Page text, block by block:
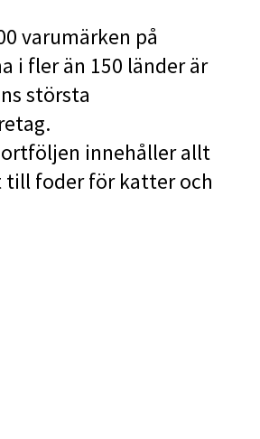
varumärken på
i fler än 150 länder är
största
innehåller allt
till foder för katter och